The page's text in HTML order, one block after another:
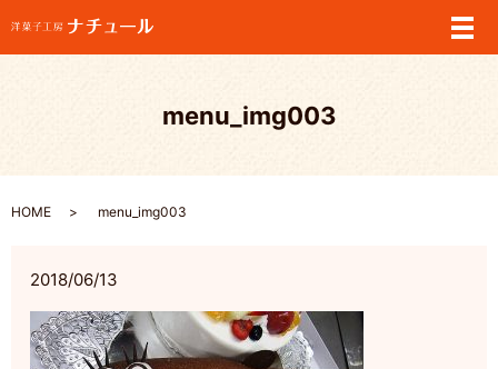
メ
menu_img003
HOME menu_img003
2018/06/13